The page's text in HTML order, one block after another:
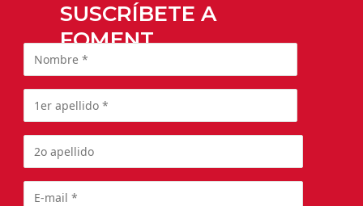
SUSCRÍBETE A
FOMENT